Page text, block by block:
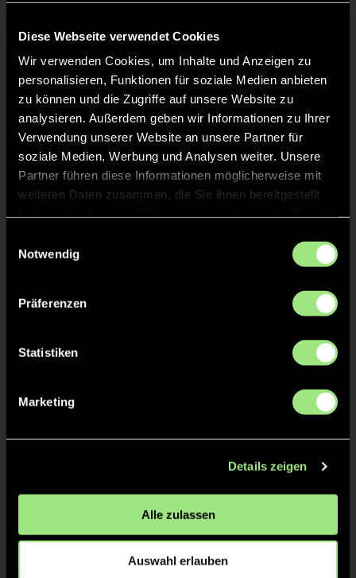
Diese Webseite verwendet Cookies
Wir verwenden Cookies, um Inhalte und Anzeigen zu
personalisieren, Funktionen für soziale Medien anbieten
zu können und die Zugriffe auf unsere Website zu
analysieren. Außerdem geben wir Informationen zu Ihrer
Verwendung unserer Website an unsere Partner für
soziale Medien, Werbung und Analysen weiter. Unsere
Partner führen diese Informationen möglicherweise mit
weiteren Daten zusammen, die Sie ihnen bereitgestellt
Notwendig
Präferenzen
Statistiken
Marketing
Details zeigen
Alle zulassen
Auswahl erlauben
46' TOR 6:8, FELDTOR
38' GELBE KARTE
ChristianBartz
36' TOR 5:8, FELDTOR
35'
TOR 5:4, FELDTOR